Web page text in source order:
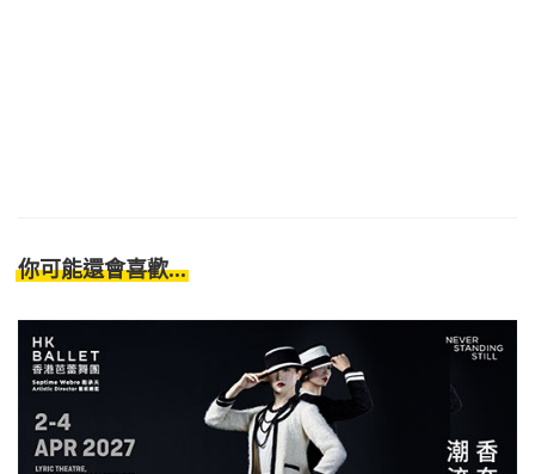
你可能還會喜歡...